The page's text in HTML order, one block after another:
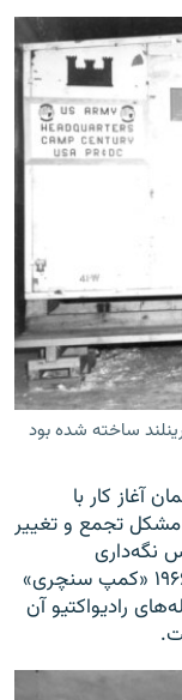
ساخته شده بود
آغاز کار با
مشکل تجمع و تغییر
نگه‌داری
کلاهک‌های هسته‌ای روبرو بودند. در سال ۱۹۶۶ «کمپ سنچری»
رادیواکتیو آن